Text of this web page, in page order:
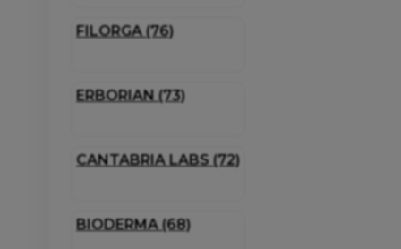
FILORGA (76)
ERBORIAN (73)
CANTABRIA LABS (72)
BIODERMA (68)